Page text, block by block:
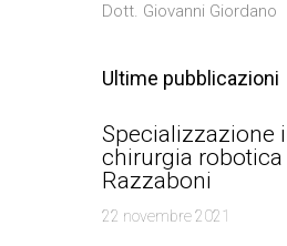
Dott. Giovanni Giordano
Ultime pubblicazioni
Specializzazione
chirurgia robotica
Razzaboni
22 novembre 2021